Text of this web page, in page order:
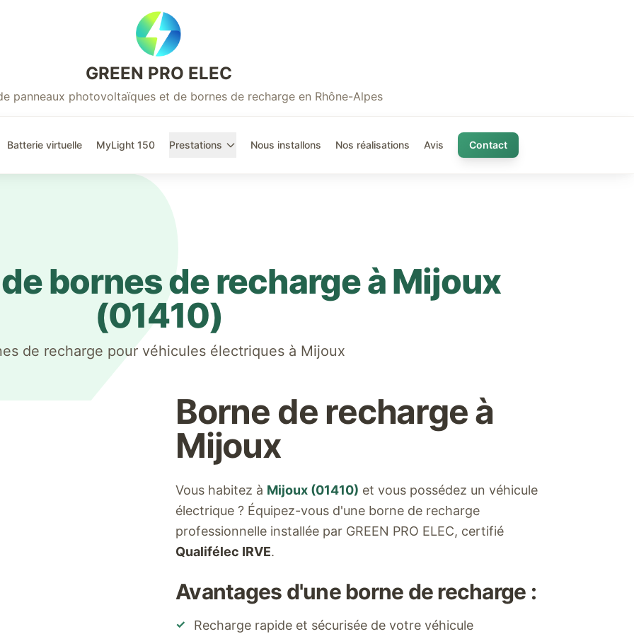
GREEN PRO ELEC
panneaux photovoltaïques et de bornes de recharge en Rhône-Alpes
Batterie virtuelle MyLight 150 Prestations Nous installons Nos réalisations Avis Contact
bornes de recharge àMijoux
(01410)
de recharge pour véhicules électriques à Mijoux
Borne de recharge à
Mijoux
Vous habitez à Mijoux (01410) et vous possédez un véhicule
électrique ? Équipez-vous d'une borne de recharge
professionnelle installée par GREEN PRO ELEC, certifié
Qualifélec IRVE.
Avantages d'une borne de recharge :
✓ Recharge rapide et sécurisée de votre véhicule